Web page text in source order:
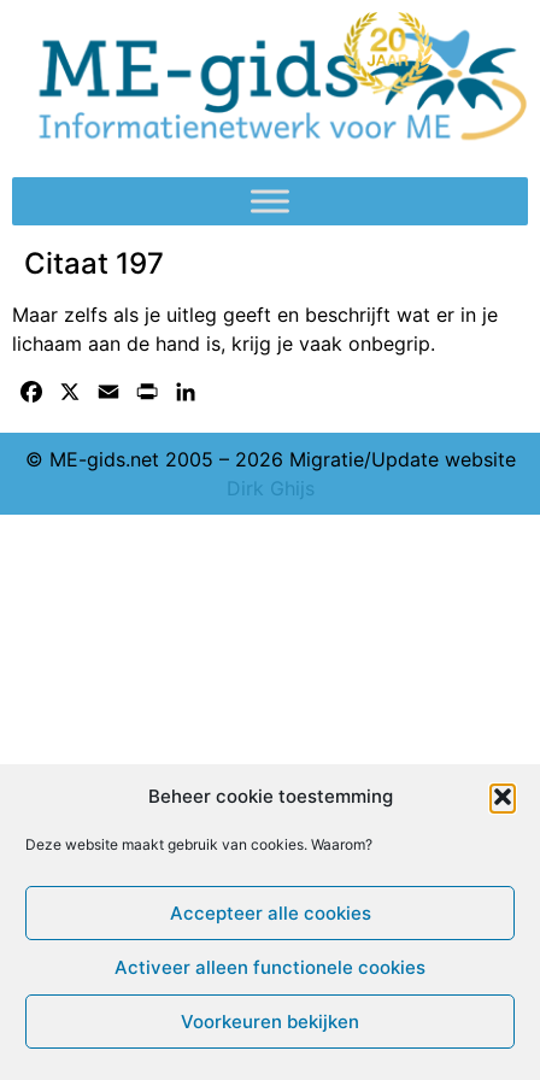
Beheer cookie toestemming
Deze website maakt gebruik van cookies. Waarom?
Accepteer alle cookies
Activeer alleen functionele cookies
Voorkeuren bekijken
Citaat 197
Maar zelfs als je uitleg geeft en beschrijft wat er in je
lichaam aan de hand is, krijg je vaak onbegrip.
Facebook Email Print
© ME-gids.net 2005 – 2026 Migratie/Update website
Dirk Ghijs